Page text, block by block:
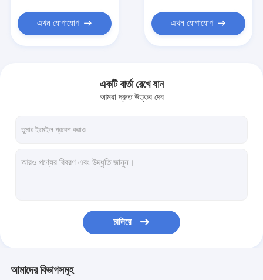
এখন যোগাযোগ এখন যোগাযোগ
একটি বার্তা রেখে যান
আমরা দ্রুত উত্তর দেব
চালিয়ে
আমাদের বিভাগসমূহ